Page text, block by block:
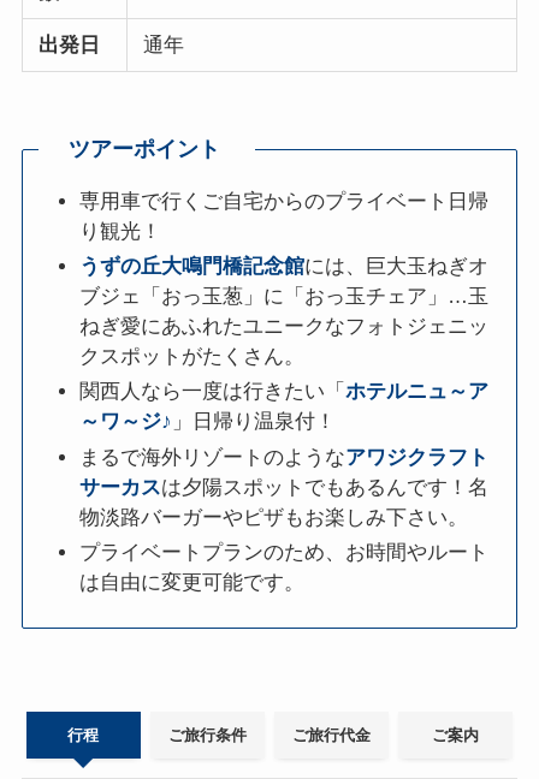
出発日 通年
ツアーポイント
専用車で行くご自宅からのプライベート日帰
り観光！
うずの丘大鳴門橋記念館には、巨大玉ねぎオ
ブジェ「おっ玉葱」に「おっ玉チェア」…玉
ねぎ愛にあふれたユニークなフォトジェニッ
クスポットがたくさん。
関西人なら一度は行きたい「 ホテルニュ～ア
～ワ～ジ♪ 」日帰り温泉付！
まるで海外リゾートのようなアワジクラフト
サーカスは夕陽スポットでもあるんです！名
物淡路バーガーやピザもお楽しみ下さい。
プライベートプランのため、お時間やルート
は自由に変更可能です。
行程 ご旅行条件 ご旅行代金 ご案内